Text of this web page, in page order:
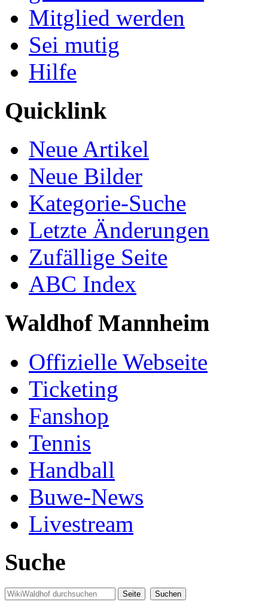
Mitglied werden
Sei mutig
Hilfe
Quicklink
Neue Artikel
Neue Bilder
Kategorie-Suche
Letzte Änderungen
Zufällige Seite
ABC Index
Waldhof Mannheim
Offizielle Webseite
Ticketing
Fanshop
Tennis
Handball
Buwe-News
Livestream
Suche